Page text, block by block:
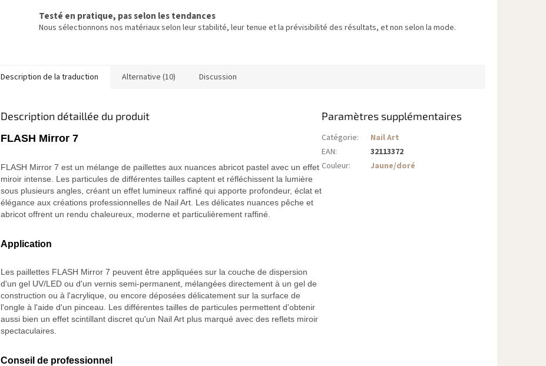
Testé en pratique, pas selon les tendances
Nous sélectionnons nos matériaux selon leur stabilité, leur tenue et la prévisibilité des résultats, et non selon la mode.
Description de la traduction Alternative (10) Discussion
Description détaillée du produit
FLASH Mirror 7
FLASH Mirror 7 est un mélange de paillettes aux nuances abricot pastel avec un effet
miroir intense. Les particules de différentes tailles captent et réfléchissent la lumière
sous plusieurs angles, créant un effet lumineux raffiné qui apporte profondeur, éclat et
élégance aux créations professionnelles de Nail Art. Les délicates nuances pêche et
abricot offrent un rendu chaleureux, moderne et particulièrement raffiné.
Application
Les paillettes FLASH Mirror 7 peuvent être appliquées sur la couche de dispersion
d'un gel UV/LED ou d'un vernis semi-permanent, mélangées directement à un gel de
construction ou à l'acrylique, ou encore déposées délicatement sur la surface de
l'ongle à l'aide d'un pinceau. Les différentes tailles de particules permettent d'obtenir
aussi bien un effet scintillant discret qu'un Nail Art plus marqué avec des reflets miroir
spectaculaires.
Conseil de professionnel
Paramètres supplémentaires
Catégorie:
Nail Art
EAN:
32113372
Couleur: Jaune/doré